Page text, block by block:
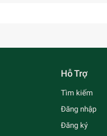
Hỗ Trợ
Tìm kiếm
Đăng nhập
Đăng ký